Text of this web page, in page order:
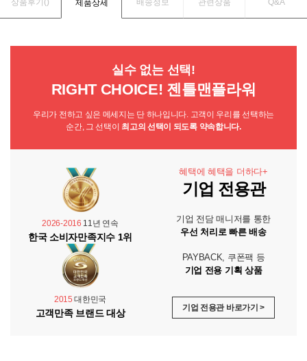
상품후기() 제품상세 배송정보 관련상품 Q&A
실수 없는 선택!
RIGHT CHOICE! 젠틀맨플라워
우리가 전하고 싶은 메세지는 단 하나입니다. 고객이 우리를 선택하는
순간, 그 선택이 최고의 선택이 되도록 약속합니다.
2026-2016 11년 연속
한국 소비자만족지수 1위
2015 대한민국
고객만족 브랜드 대상
혜택에 혜택을 더하다+
기업 전용관
기업 전담 매니저를 통한
우선 처리로 빠른 배송
PAYBACK, 쿠폰팩 등
기업 전용 기획 상품
기업 전용관 바로가기 >